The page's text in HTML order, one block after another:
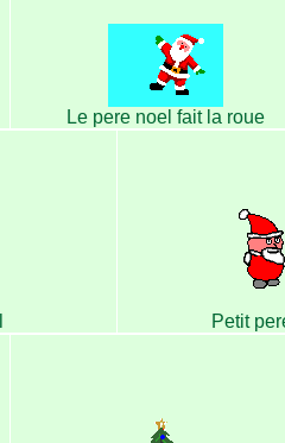
Le pere noel fait la roue
Petit